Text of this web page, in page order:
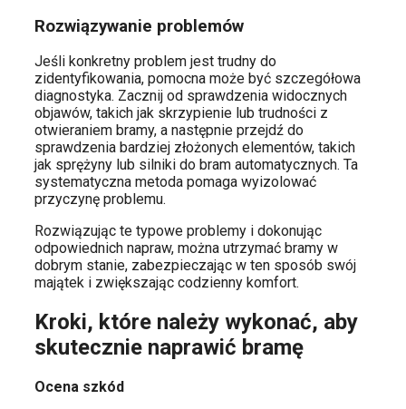
Rozwiązywanie problemów
Jeśli konkretny problem jest trudny do
zidentyfikowania, pomocna może być szczegółowa
diagnostyka. Zacznij od sprawdzenia widocznych
objawów, takich jak skrzypienie lub trudności z
otwieraniem bramy, a następnie przejdź do
sprawdzenia bardziej złożonych elementów, takich
jak sprężyny lub silniki do bram automatycznych. Ta
systematyczna metoda pomaga wyizolować
przyczynę problemu.
Rozwiązując te typowe problemy i dokonując
odpowiednich napraw, można utrzymać bramy w
dobrym stanie, zabezpieczając w ten sposób swój
majątek i zwiększając codzienny komfort.
Kroki, które należy wykonać, aby
skutecznie naprawić bramę
Ocena szkód